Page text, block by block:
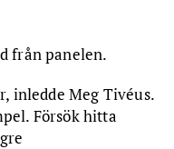
från panelen.
inledde Meg Tivéus.
Försök hitta